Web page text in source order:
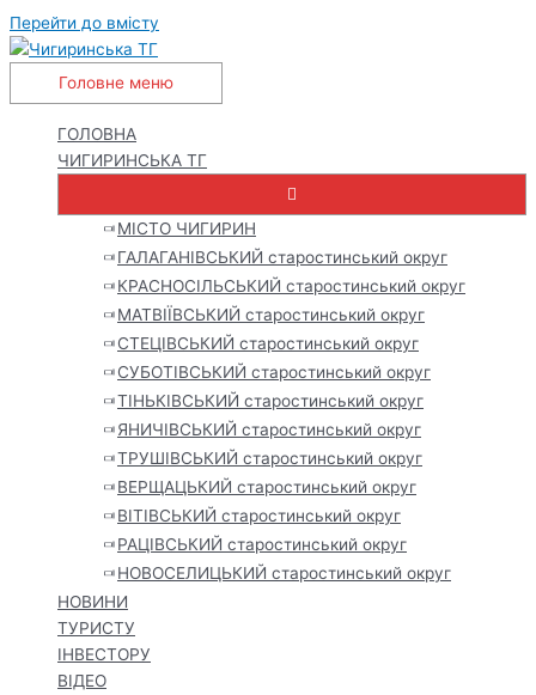
Перейти до вмісту
Головне меню
ГОЛОВНА
ЧИГИРИНСЬКА ТГ
МІСТО ЧИГИРИН
ГАЛАГАНІВСЬКИЙ старостинський округ
КРАСНОСІЛЬСЬКИЙ старостинський округ
МАТВІЇВСЬКИЙ старостинський округ
СТЕЦІВСЬКИЙ старостинський округ
СУБОТІВСЬКИЙ старостинський округ
ТІНЬКІВСЬКИЙ старостинський округ
ЯНИЧІВСЬКИЙ старостинський округ
ТРУШІВСЬКИЙ старостинський округ
ВЕРЩАЦЬКИЙ старостинський округ
ВІТІВСЬКИЙ старостинський округ
РАЦІВСЬКИЙ старостинський округ
НОВОСЕЛИЦЬКИЙ старостинський округ
НОВИНИ
ТУРИСТУ
ІНВЕСТОРУ
ВІДЕО